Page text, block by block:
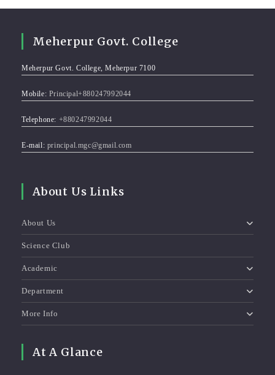
Meherpur Govt. College
Meherpur Govt. College, Meherpur 7100
Mobile: Principal+880247992044
Telephone: +880247992044
E-mail: principal.mgc@gmail.com
About Us Links
About Us
Science Club
Academic
Department
More Info
At A Glance